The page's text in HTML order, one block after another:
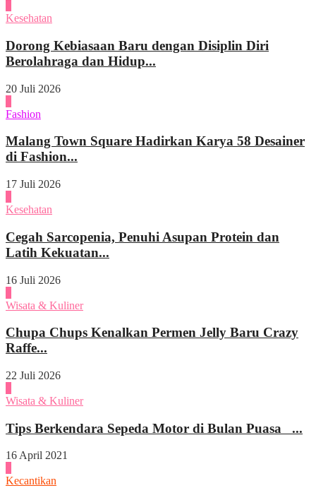
Kesehatan
Dorong Kebiasaan Baru dengan Disiplin Diri
Berolahraga dan Hidup...
20 Juli 2026
Fashion
Malang Town Square Hadirkan Karya 58 Desainer
di Fashion...
17 Juli 2026
Kesehatan
Cegah Sarcopenia, Penuhi Asupan Protein dan
Latih Kekuatan...
16 Juli 2026
Wisata & Kuliner
Chupa Chups Kenalkan Permen Jelly Baru Crazy
Raffe...
22 Juli 2026
Wisata & Kuliner
Tips Berkendara Sepeda Motor di Bulan Puasa ...
16 April 2021
Kecantikan